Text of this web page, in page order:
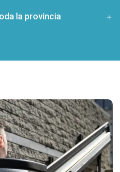
la provincia